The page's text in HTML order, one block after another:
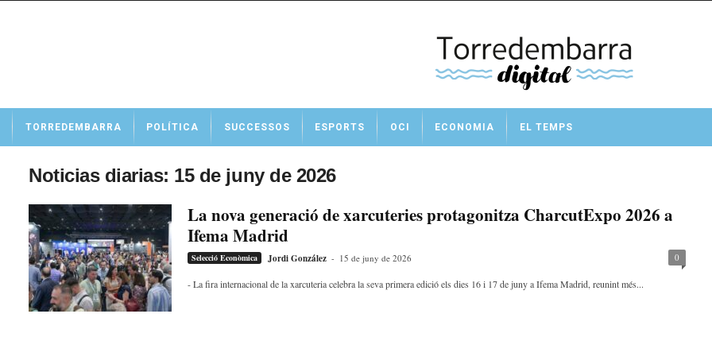
t
TORREDEMBARRA POLÍTICA SUCCESSOS ESPORTS OCI ECONOMIA EL TEMPS
Noticias diarias: 15 de juny de 2026
La nova generació de xarcuteries protagonitza CharcutExpo 2026 a
Ifema Madrid
Selecció Econòmica Jordi González - 15 de juny de 2026 0
- La fira internacional de la xarcuteria celebra la seva primera edició els dies 16 i 17 de juny a Ifema Madrid, reunint més...